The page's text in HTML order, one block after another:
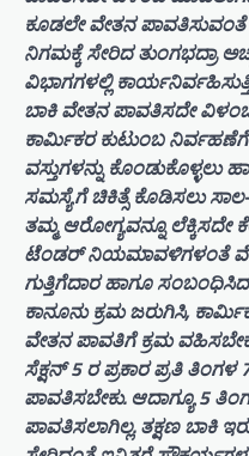
ಕೂಡಲೇ ವೇತನ
ನಿಗಮಕ್ಕೆ ಸೇರಿದ ತುಂಗಭದ್ರಾ
ವಿಭಾಗಗಳಲ್ಲಿ
ಬಾಕಿ ವೇತನ ಪಾವತಿಸದೇ
ಕಾರ್ಮಿಕರ ಕುಟುಂಬ
ವಸ್ತುಗಳನ್ನು
ಸಮಸ್ಯೆಗೆ ಚಿಕಿತ್ಸೆ ಕೊಡಿಸಲು
ತಮ್ಮ ಆರೋಗ್ಯವನ್ನೂ ಲೆಕ್ಕಿಸದೇ
ಟೆಂಡರ್‌ ನಿಯಮಾವಳಿಗಳಂತೆ
ಗುತ್ತಿಗೆದಾರ ಹಾಗೂ
ಕಾನೂನು ಕ್ರಮ ಜರುಗಿಸಿ,
ವೇತನ ಪಾವತಿಗೆ ಕ್ರಮ
ಸೆಕ್ಷನ್ 5 ರ ಪ್ರಕಾರ ಪ್ರತಿ
ಪಾವತಿಸಬೇಕು. ಆದಾಗ್ಯೂ 5
ಪಾವತಿಸಲಾಗಿಲ್ಲ. ತಕ್ಷಣ ಬಾಕಿ